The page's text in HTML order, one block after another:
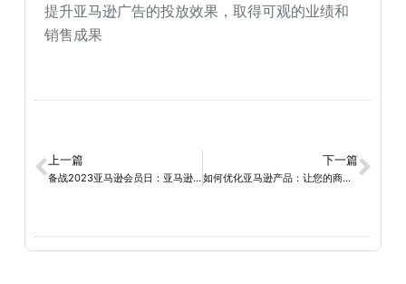
提升亚马逊广告的投放效果，取得可观的业绩和
销售成果
上一篇
备战2023亚马逊会员日：亚马逊商家的成功策略
下一篇
如何优化亚马逊产品：让您的商品在搜索结果中独领风骚